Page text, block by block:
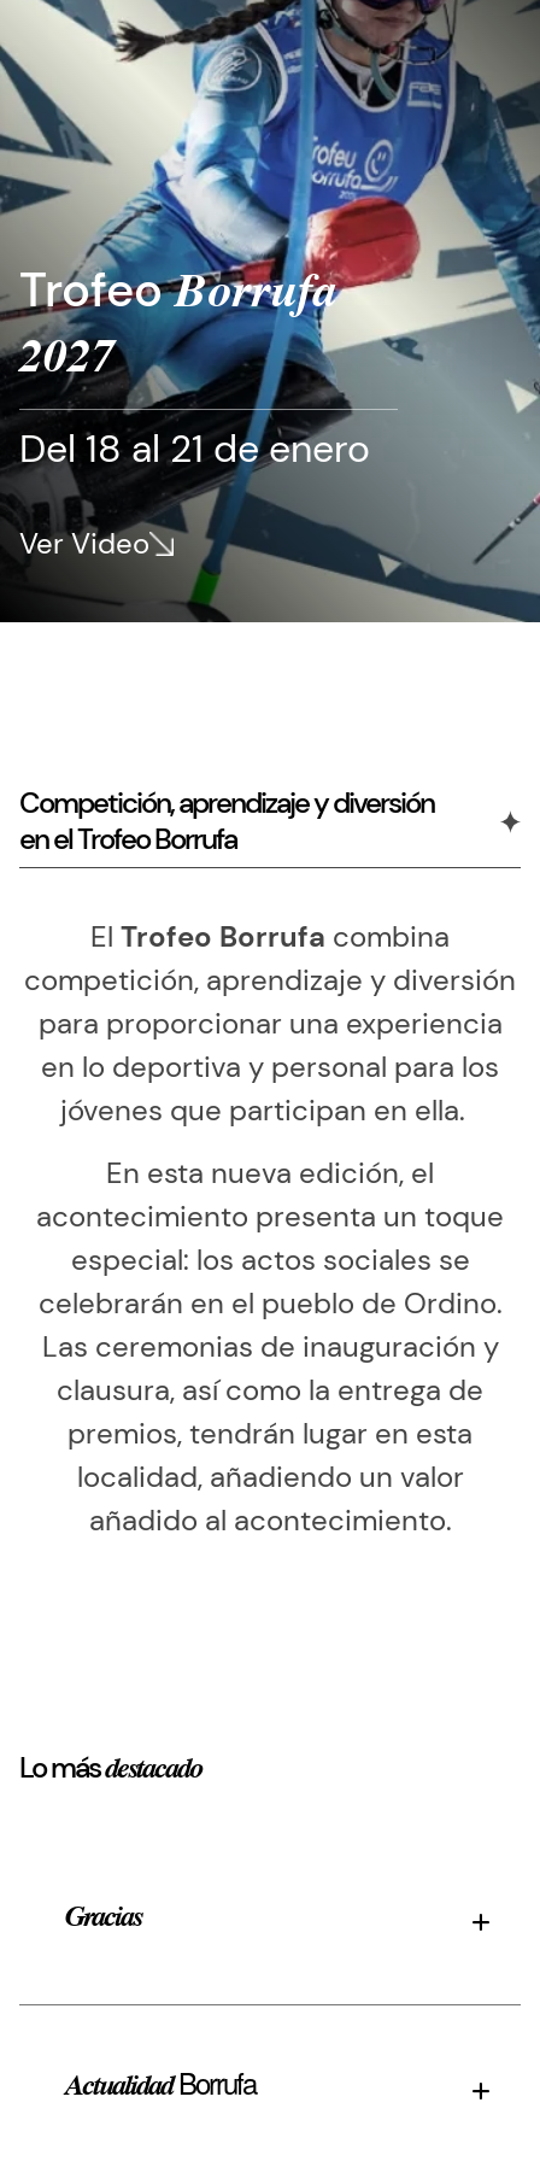
TrofeoBorrufa
2027
Del 18 al 21 de enero
Ver Video
Competición, aprendizaje y diversión
en el Trofeo Borrufa
El Trofeo Borrufa combina
competición, aprendizaje y diversión
para proporcionar una experiencia
en lo deportiva y personal para los
jóvenes que participan en ella.
En esta nueva edición, el
acontecimiento presenta un toque
especial: los actos sociales se
celebrarán en el pueblo de Ordino.
Las ceremonias de inauguración y
clausura, así como la entrega de
premios, tendrán lugar en esta
localidad, añadiendo un valor
añadido al acontecimiento.
Lo másdestacado
Gracias
ActualidadBorrufa